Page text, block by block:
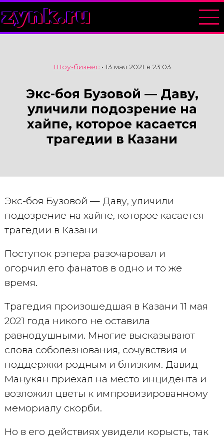
zynk.ru
Шоу-бизнес•13 мая 2021 в 23:03
Экс-боя Бузовой — Даву,
уличили подозрение на
хайпе, которое касается
трагедии в Казани
Экс-боя Бузовой — Даву, уличили
подозрение на хайпе, которое касается
трагедии в Казани
Поступок рэпера разочаровал и
огорчил его фанатов в одно и то же
время.
Трагедия произошедшая в Казани 11 мая
2021 года никого не оставила
равнодушными. Многие высказывают
слова соболезнования, сочувствия и
поддержки родным и близким. Давид
Манукян приехал на место инцидента и
возложил цветы к импровизированному
мемориалу скорби.
Но в его действиях увидели корысть, так